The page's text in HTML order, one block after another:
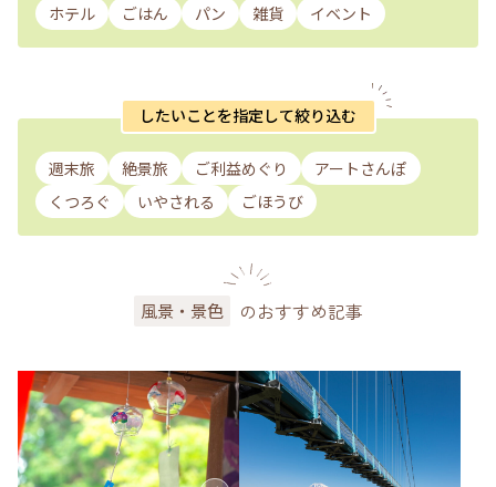
ホテル
ごはん パン 雑貨 イベント
したいことを指定して絞り込む
週末旅 絶景旅 ご利益めぐり
アートさんぽ
くつろぐ
いやされる ごほうび
風景・景色 のおすすめ記事